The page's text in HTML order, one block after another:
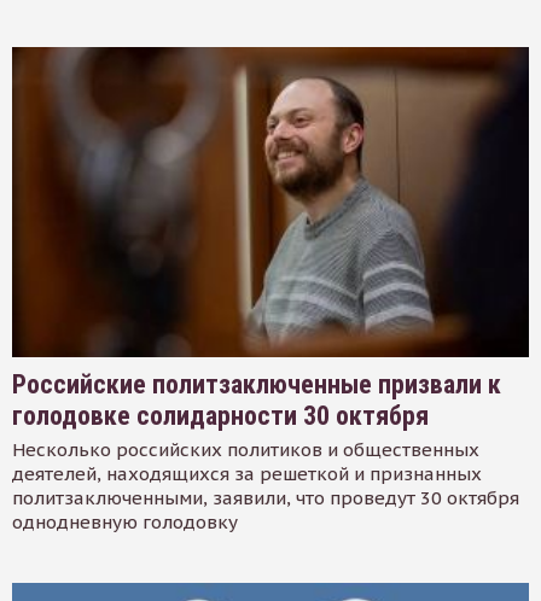
Российские политзаключенные призвали к
голодовке солидарности 30 октября
Несколько российских политиков и общественных
деятелей, находящихся за решеткой и признанных
политзаключенными, заявили, что проведут 30 октября
однодневную голодовку